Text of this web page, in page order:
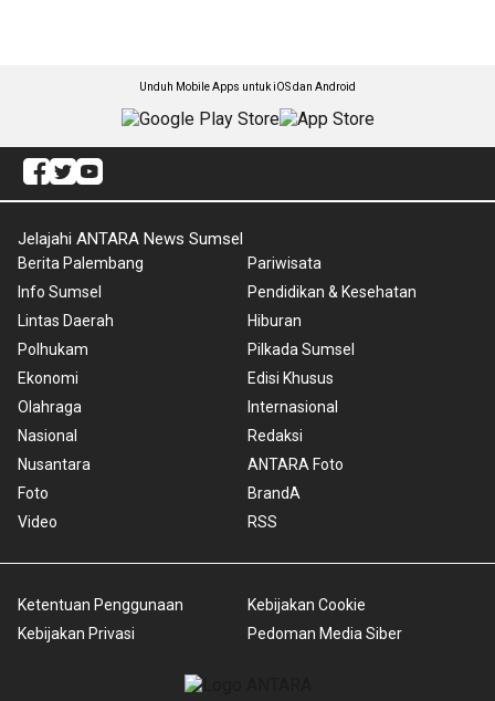
Unduh Mobile Apps untuk iOS dan Android
Jelajahi ANTARA News Sumsel
Berita Palembang
Info Sumsel
Lintas Daerah
Polhukam
Ekonomi
Olahraga
Nasional
Nusantara
Foto
Video
Pariwisata
Pendidikan & Kesehatan
Hiburan
Pilkada Sumsel
Edisi Khusus
Internasional
Redaksi
ANTARA Foto
BrandA
RSS
Ketentuan Penggunaan
Kebijakan Privasi
Kebijakan Cookie
Pedoman Media Siber